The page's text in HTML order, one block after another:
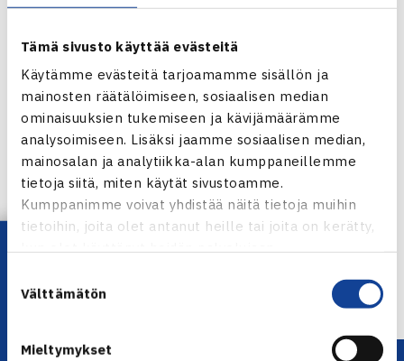
Tämä sivusto käyttää evästeitä
Käytämme evästeitä tarjoamamme sisällön ja
mainosten räätälöimiseen, sosiaalisen median
ominaisuuksien tukemiseen ja kävijämäärämme
analysoimiseen. Lisäksi jaamme sosiaalisen median,
mainosalan ja analytiikka-alan kumppaneillemme
tietoja siitä, miten käytät sivustoamme.
Kumppanimme voivat yhdistää näitä tietoja muihin
tietoihin, joita olet antanut heille tai joita on kerätty,
valinta
Välttämätön
Mieltymykset
Baselin ATP500-turnauksen verkkosivut
Jarkko Nieminen
Jaa:
← Edellinen
Antalyan karsinnoissa… →
Lataa OmaTennis!